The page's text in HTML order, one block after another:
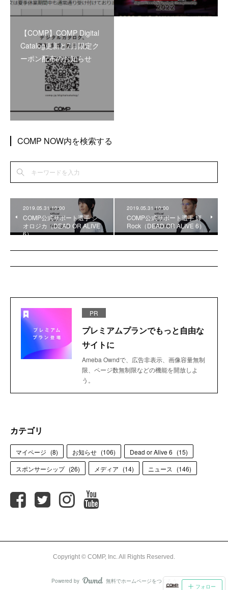
【COMP】COMP Digital
Catalog更新と7月限定ク
ーポン配布のお知らせ
COMP NOW内を検索する
2019.05.31 10:00
COMP公式サポート選手 シ
オロジカ（DEAD OR ALIVE
6）
2019.05.31 10:00
COMP公式サポート選手 輝
Rock（DEAD OR ALIVE 6）
PR
プレミアムプランでもっと自由な
サイトに
Ameba Owndで、広告非表示、画像容量無制
限、ページ数無制限などの機能を開放しよ
う。
カテゴリ
マイページ (8) お知らせ (106) Dead or Alive 6 (15)
スポンサーシップ (26) メディア (14) ニュース (146)
フォロー
Copyright ©︎ COMP, Inc. All Rights Reserved.
Powered by AmebaOwnd
無料でホームページをつくろう